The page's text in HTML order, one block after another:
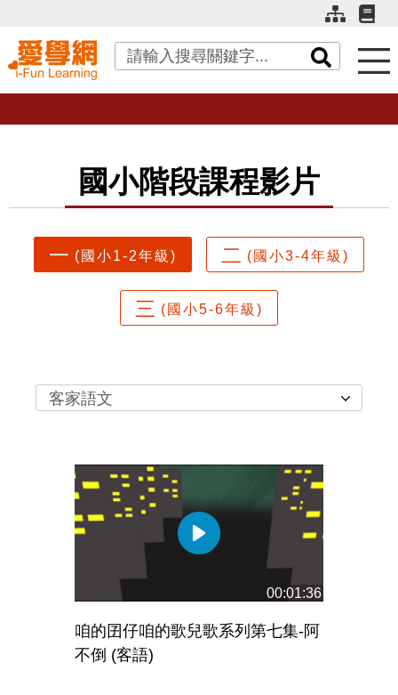
關鍵字搜尋
國小階段課程影片
一 (國小1-2年級) 二 (國小3-4年級)
三 (國小5-6年級)
客家語文
00:01:36
咱的囝仔咱的歌兒歌系列第七集-阿
不倒 (客語)